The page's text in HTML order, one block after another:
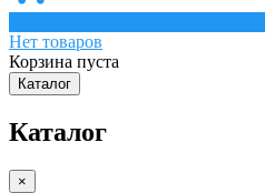
Нет товаров
Корзина пуста
Каталог
Каталог
×